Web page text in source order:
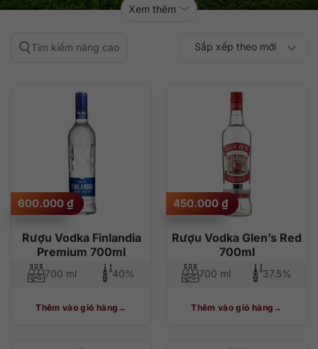
Xem thêm
Tìm kiếm nâng cao Sắp xếp theo
độ phổ biến
Sắp xếp theo mới
thấp đến cao
cao đến thấp
Rượu Vodka Finlandia
Premium 700ml
600.000 ₫
700 ml 40%
Thêm vào giỏ hàng
Rượu Vodka Glen’s Red
700ml
450.000 ₫
700 ml 37.5%
Thêm vào giỏ hàng